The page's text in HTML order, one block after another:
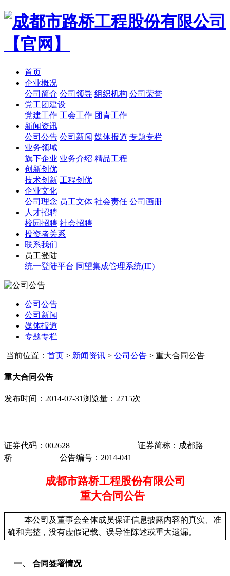
首页
企业概况
公司简介 公司领导 组织机构 公司荣誉
党工团建设
党建工作 工会工作 团青工作
新闻资讯
公司公告 公司新闻 媒体报道 专题专栏
业务领域
旗下企业 业务介绍 精品工程
创新创优
技术创新 工程创优
企业文化
公司理念 员工文体 社会责任 公司画册
人才招聘
校园招聘 社会招聘
投资者关系
联系我们
员工登陆
统一登陆平台 同望集成管理系统(IE)
公司公告
公司新闻
媒体报道
专题专栏
当前位置： 首页 > 新闻资讯 > 公司公告 > 重大合同公告
重大合同公告
发布时间：2014-07-31浏览量：2715次
证券代码： 002628 证券简称：成都路
桥
公告编号 ： 2014-041
成都市路桥工程股份有限公司
重大合同公告
本公司及董事会全体成员保证信息披露内容的真实、准
确和完整，没有虚假记载、误导性陈述或重大遗漏。
一、 合同签署情况